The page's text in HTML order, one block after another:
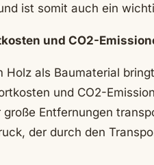
ist somit auch ein
und CO2-
Holz als Baumaterial
und CO2-
Entfernungen
der durch den